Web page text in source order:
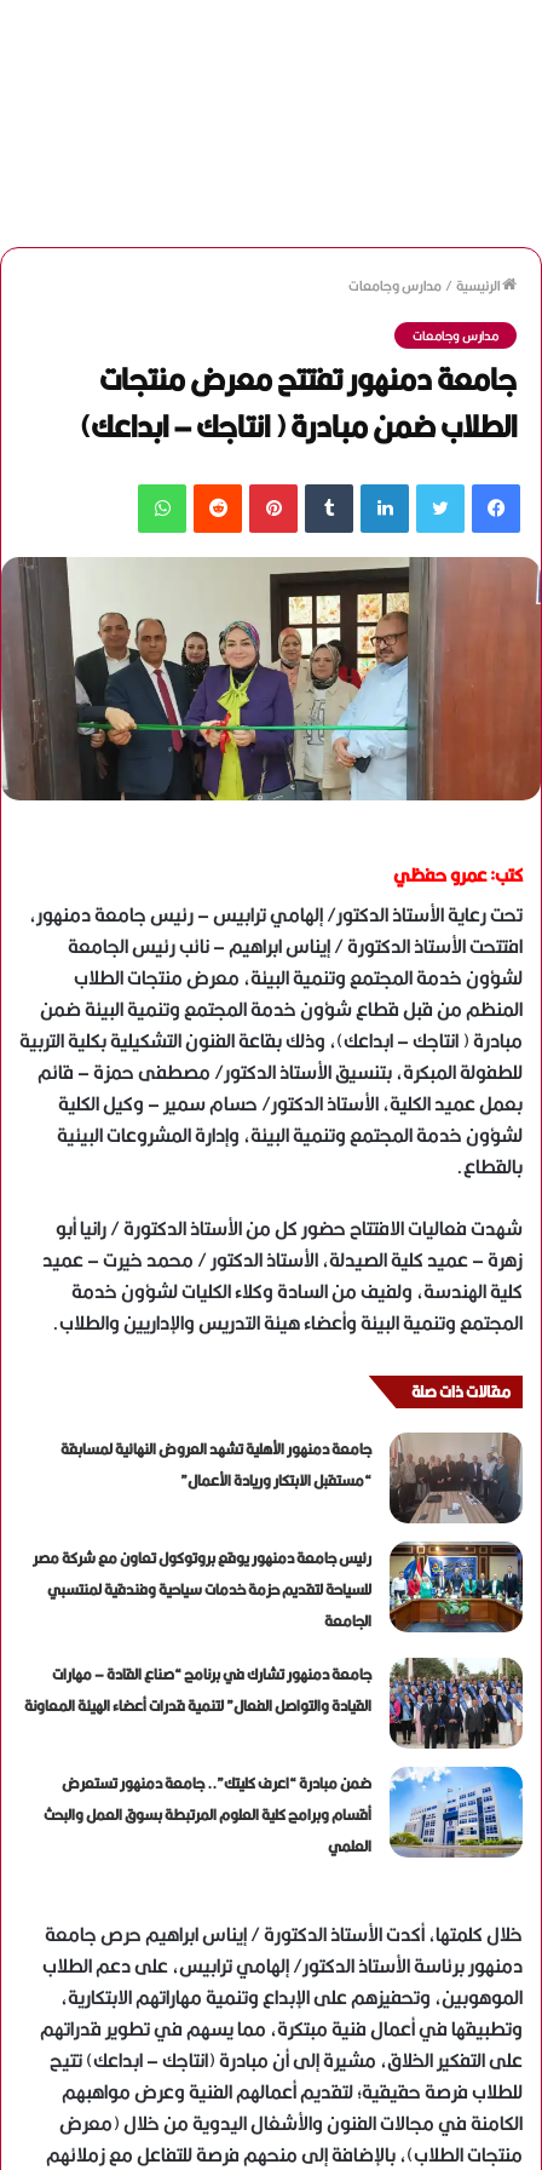
الرئيسية/مدارس وجامعات
مدارس وجامعات
جامعة دمنهور تفتتح معرض منتجات
الطلاب ضمن مبادرة ( انتاجك – ابداعك)
فيسبوك لينكدإن بينتيريست
كتب: عمرو حفظي
تحت رعاية الأستاذ الدكتور/ إلهامي ترابيس – رئيس جامعة دمنهور،
افتتحت الأستاذ الدكتورة / إيناس ابراهيم – نائب رئيس الجامعة
لشؤون خدمة المجتمع وتنمية البيئة، معرض منتجات الطلاب
المنظم من قبل قطاع شؤون خدمة المجتمع وتنمية البيئة ضمن
مبادرة ( انتاجك – ابداعك)، وذلك بقاعة الفنون التشكيلية بكلية التربية
للطفولة المبكرة، بتنسيق الأستاذ الدكتور/ مصطفى حمزة – قائم
بعمل عميد الكلية، الأستاذ الدكتور/ حسام سمير – وكيل الكلية
لشؤون خدمة المجتمع وتنمية البيئة، وإدارة المشروعات البيئية
بالقطاع.
شهدت فعاليات الافتتاح حضور كل من الأستاذ الدكتورة / رانيا أبو
زهرة – عميد كلية الصيدلة، الأستاذ الدكتور / محمد خيرت – عميد
كلية الهندسة، ولفيف من السادة وكلاء الكليات لشؤون خدمة
المجتمع وتنمية البيئة وأعضاء هيئة التدريس والإداريين والطلاب.
مقالات ذات صلة
جامعة دمنهور الأهلية تشهد العروض النهائية لمسابقة
“مستقبل الابتكار وريادة الأعمال”
رئيس جامعة دمنهور يوقع بروتوكول تعاون مع شركة مصر
للسياحة لتقديم حزمة خدمات سياحية وفندقية لمنتسبي
الجامعة
جامعة دمنهور تشارك في برنامج “صناع القادة – مهارات
القيادة والتواصل الفعال” لتنمية قدرات أعضاء الهيئة المعاونة
ضمن مبادرة “اعرف كليتك”.. جامعة دمنهور تستعرض
أقسام وبرامج كلية العلوم المرتبطة بسوق العمل والبحث
العلمي
خلال كلمتها، أكدت الأستاذ الدكتورة / إيناس ابراهيم حرص جامعة
دمنهور برئاسة الأستاذ الدكتور/ إلهامي ترابيس، على دعم الطلاب
الموهوبين، وتحفيزهم على الإبداع وتنمية مهاراتهم الابتكارية،
وتطبيقها في أعمال فنية مبتكرة، مما يسهم في تطوير قدراتهم
على التفكير الخلاق، مشيرة إلى أن مبادرة (انتاجك – ابداعك) تتيح
للطلاب فرصة حقيقية؛ لتقديم أعمالهم الفنية وعرض مواهبهم
الكامنة في مجالات الفنون والأشغال اليدوية من خلال (معرض
منتجات الطلاب)، بالإضافة إلى منحهم فرصة للتفاعل مع زملائهم